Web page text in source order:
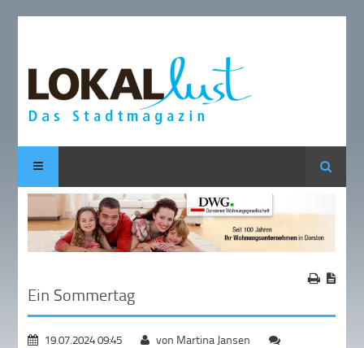
Suche
Ein Sommertag
19.07.2024 09:45
von Martina Jansen